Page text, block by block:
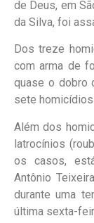
de Deus, em
da Silva, foi
Dos treze
com arma de
quase o dobro
sete
Além dos
latrocínios
os casos,
Antônio
durante uma
última sexta-